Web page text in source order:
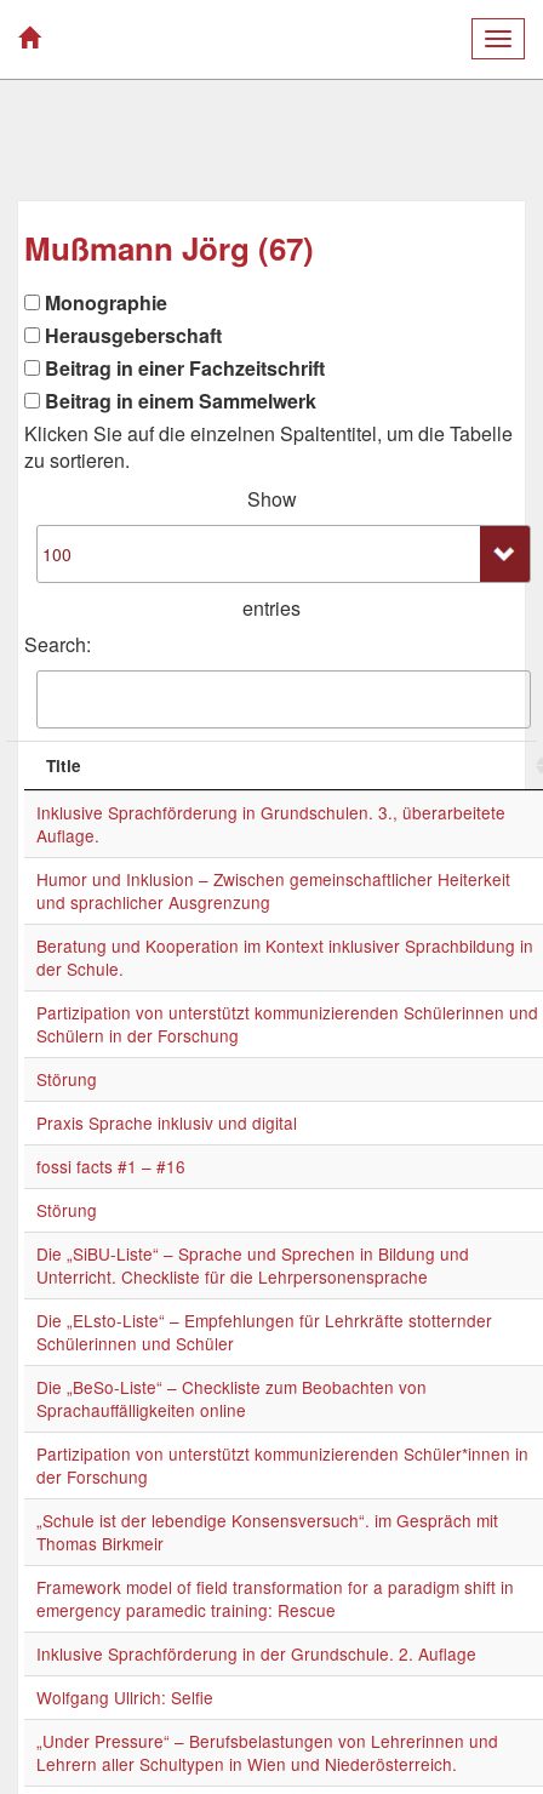
Mußmann Jörg (67)
Monographie
Herausgeberschaft
Beitrag in einer Fachzeitschrift
Beitrag in einem Sammelwerk
Klicken Sie auf die einzelnen Spaltentitel, um die Tabelle
zu sortieren.
Show
entries
Search:
Title
Inklusive Sprachförderung in Grundschulen. 3., überarbeitete
Auflage.
Humor und Inklusion – Zwischen gemeinschaftlicher Heiterkeit
und sprachlicher Ausgrenzung
Beratung und Kooperation im Kontext inklusiver Sprachbildung in
der Schule.
Partizipation von unterstützt kommunizierenden Schülerinnen und
Schülern in der Forschung
Störung
Praxis Sprache inklusiv und digital
fossi facts #1 – #16
Störung
Die „SiBU-Liste“ – Sprache und Sprechen in Bildung und
Unterricht. Checkliste für die Lehrpersonensprache
Die „ELsto-Liste“ – Empfehlungen für Lehrkräfte stotternder
Schülerinnen und Schüler
Die „BeSo-Liste“ – Checkliste zum Beobachten von
Sprachauffälligkeiten online
Partizipation von unterstützt kommunizierenden Schüler*innen in
der Forschung
„Schule ist der lebendige Konsensversuch“. im Gespräch mit
Thomas Birkmeir
Framework model of field transformation for a paradigm shift in
emergency paramedic training: Rescue
Inklusive Sprachförderung in der Grundschule. 2. Auflage
Wolfgang Ullrich: Selfie
„Under Pressure“ – Berufsbelastungen von Lehrerinnen und
Lehrern aller Schultypen in Wien und Niederösterreich.